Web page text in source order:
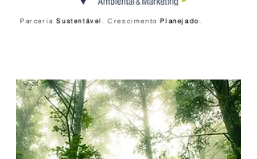
ParceriaSustentável. CrescimentoPlanejado.